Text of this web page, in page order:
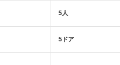
5人
5ドア